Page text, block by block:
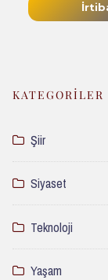
KATEGORILER
Şiir
Siyaset
Teknoloji
Yaşam